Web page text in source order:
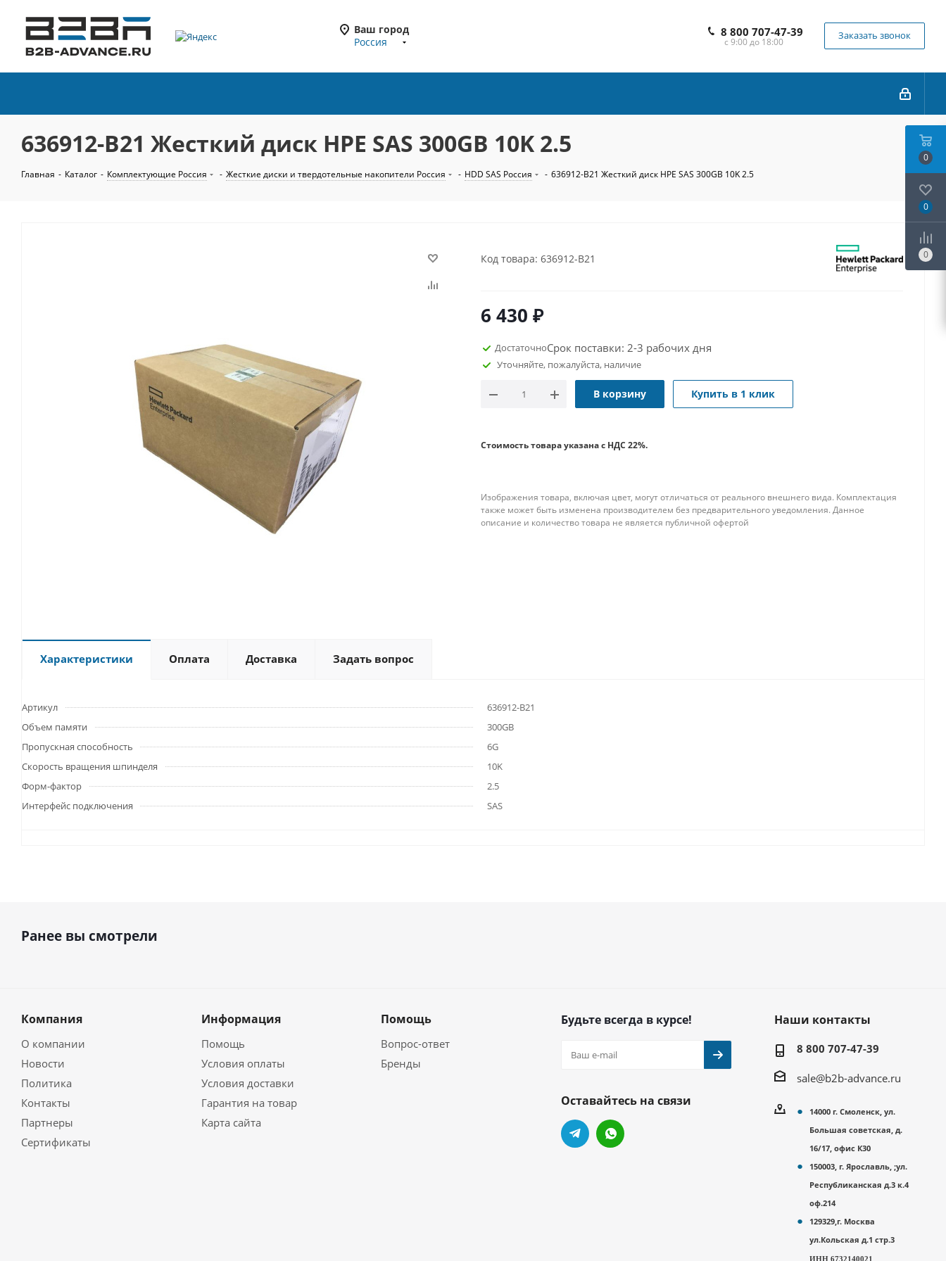
Ваш город
Россия
8 800 707-47-39
с 9:00 до 18:00
Заказать звонок
636912-B21 Жесткий диск HPE SAS 300GB 10K 2.5
Главная - Каталог - Комплектующие Россия - Жесткие диски и твердотельные накопители Россия - HDD SAS Россия - 636912-B21 Жесткий диск HPE SAS 300GB 10K 2.5
Код товара: 636912-B21
6 430 ₽
ДостаточноСрок поставки: 2-3 рабочих дня
Уточняйте, пожалуйста, наличие
В корзину Купить в 1 клик
Стоимость товара указана с НДС 22%.
Изображения товара, включая цвет, могут отличаться от реального внешнего вида. Комплектация
также может быть изменена производителем без предварительного уведомления. Данное
описание и количество товара не является публичной офертой
Характеристики Оплата Доставка Задать вопрос
Артикул
636912-B21
Объем памяти
300GB
Пропускная способность
6G
Скорость вращения шпинделя
10K
Форм-фактор
2.5
Интерфейс подключения
SAS
Ранее вы смотрели
Компания
О компании
Новости
Политика
Контакты
Партнеры
Сертификаты
Информация
Помощь
Условия оплаты
Условия доставки
Гарантия на товар
Карта сайта
Помощь
Вопрос-ответ
Бренды
Будьте всегда в курсе!
Оставайтесь на связи
Наши контакты
8 800 707-47-39
sale@b2b-advance.ru
14000 г. Смоленск, ул.
Большая советская, д.
16/17, офис К30
150003, г. Ярославль, ;ул.
Республиканская д.3 к.4
оф.214
129329,г. Москва
ул.Кольская д.1 стр.3
ИНН 6732140021
0
0
0